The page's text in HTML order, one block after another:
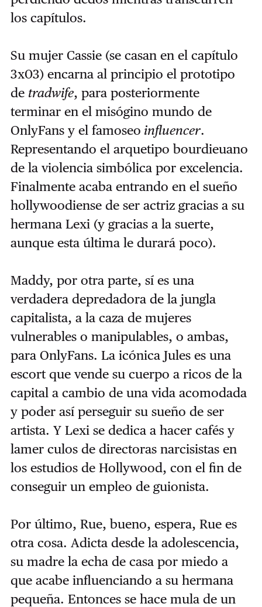
los capítulos.
Su mujer Cassie (se casan en el capítulo
3x03) encarna al principio el prototipo
de tradwife, para posteriormente
terminar en el misógino mundo de
OnlyFans y el famoseo influencer.
Representando el arquetipo bourdieuano
de la violencia simbólica por excelencia.
Finalmente acaba entrando en el sueño
hollywoodiense de ser actriz gracias a su
hermana Lexi (y gracias a la suerte,
aunque esta última le durará poco).
Maddy, por otra parte, sí es una
verdadera depredadora de la jungla
capitalista, a la caza de mujeres
vulnerables o manipulables, o ambas,
para OnlyFans. La icónica Jules es una
escort que vende su cuerpo a ricos de la
capital a cambio de una vida acomodada
y poder así perseguir su sueño de ser
artista. Y Lexi se dedica a hacer cafés y
lamer culos de directoras narcisistas en
los estudios de Hollywood, con el fin de
conseguir un empleo de guionista.
Por último, Rue, bueno, espera, Rue es
otra cosa. Adicta desde la adolescencia,
su madre la echa de casa por miedo a
que acabe influenciando a su hermana
pequeña. Entonces se hace mula de un